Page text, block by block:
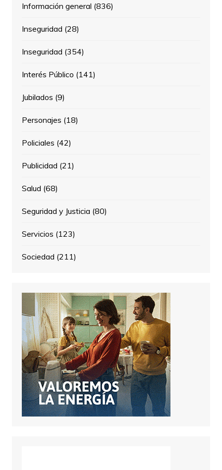
Información general (836)
Inseguridad (28)
Inseguridad (354)
Interés Público (141)
Jubilados (9)
Personajes (18)
Policiales (42)
Publicidad (21)
Salud (68)
Seguridad y Justicia (80)
Servicios (123)
Sociedad (211)